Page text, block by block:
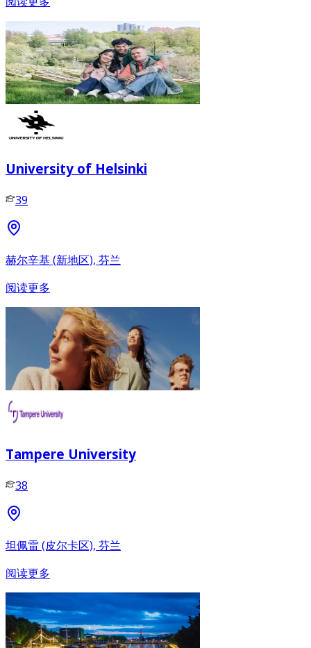
University of Helsinki
39
赫尔辛基 (新地区), 芬兰
阅读更多
Tampere University
38
坦佩雷 (皮尔卡区), 芬兰
阅读更多